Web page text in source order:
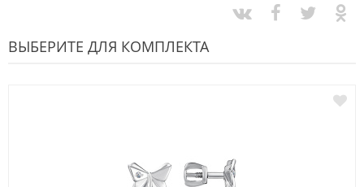
ВЫБЕРИТЕ ДЛЯ КОМПЛЕКТА